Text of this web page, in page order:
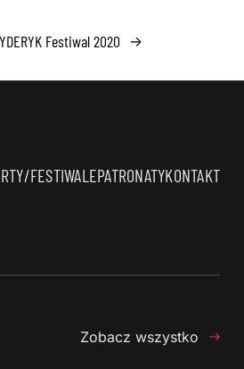
Festiwal 2020 →
FESTIWALEPATRONATYKONTAKT
Zobacz wszystko